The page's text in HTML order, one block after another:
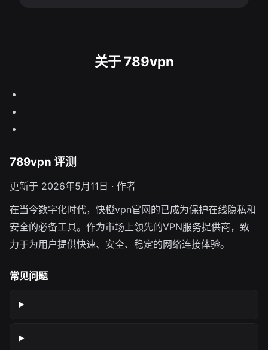
关于 789vpn
789vpn 评测
更新于 2026年5月11日 · 作者
在当今数字化时代，快橙vpn官网的已成为保护在线隐私和
安全的必备工具。作为市场上领先的VPN服务提供商，致
力于为用户提供快速、安全、稳定的网络连接体验。
常见问题